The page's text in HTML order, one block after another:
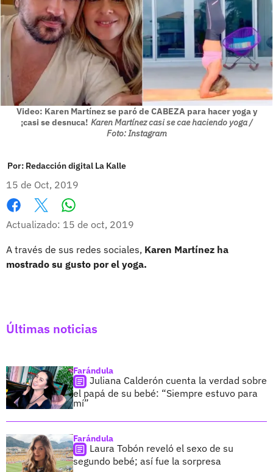
Video: Karen Martínez se paró de CABEZA para hacer yoga y
¡casi se desnuca! Karen Martínez casi se cae haciendo yoga /
Foto: Instagram
Por: Redacción digital La Kalle
15 de Oct, 2019
Facebook
X
Actualizado: 15 de oct, 2019
A través de sus redes sociales, Karen Martínez ha
mostrado su gusto por el yoga.
Últimas noticias
Farándula
Juliana Calderón cuenta la verdad sobre
el papá de su bebé: “Siempre estuvo para
mí”
Farándula
Laura Tobón reveló el sexo de su
segundo bebé; así fue la sorpresa